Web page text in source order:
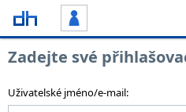
Zadejte své
Uživatelské jméno/e-mail: